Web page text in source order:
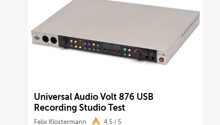
Universal Audio Volt 876 USB
Recording Studio Test
Felix Klostermann 4.5 / 5